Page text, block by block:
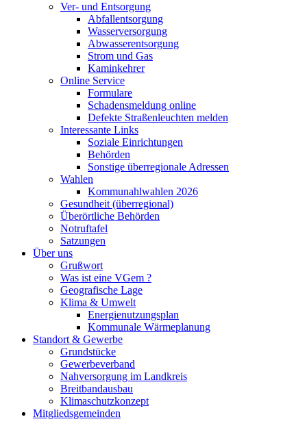
Ver- und Entsorgung
Abfallentsorgung
Wasserversorgung
Abwasserentsorgung
Strom und Gas
Kaminkehrer
Online Service
Formulare
Schadensmeldung online
Defekte Straßenleuchten melden
Interessante Links
Soziale Einrichtungen
Behörden
Sonstige überregionale Adressen
Wahlen
Kommunahlwahlen 2026
Gesundheit (überregional)
Überörtliche Behörden
Notruftafel
Satzungen
Über uns
Grußwort
Was ist eine VGem ?
Geografische Lage
Klima & Umwelt
Energienutzungsplan
Kommunale Wärmeplanung
Standort & Gewerbe
Grundstücke
Gewerbeverband
Nahversorgung im Landkreis
Breitbandausbau
Klimaschutzkonzept
Mitgliedsgemeinden